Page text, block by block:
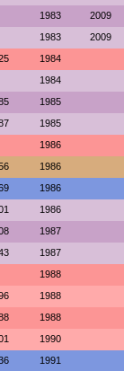
1983 2009
1983 2009
1984
1984
1985
1985
1986
1986
1986
1986
1987
1987
1988
1988
1988
1990
1991